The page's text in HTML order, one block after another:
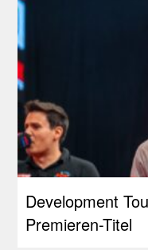
Development
Premieren-Titel